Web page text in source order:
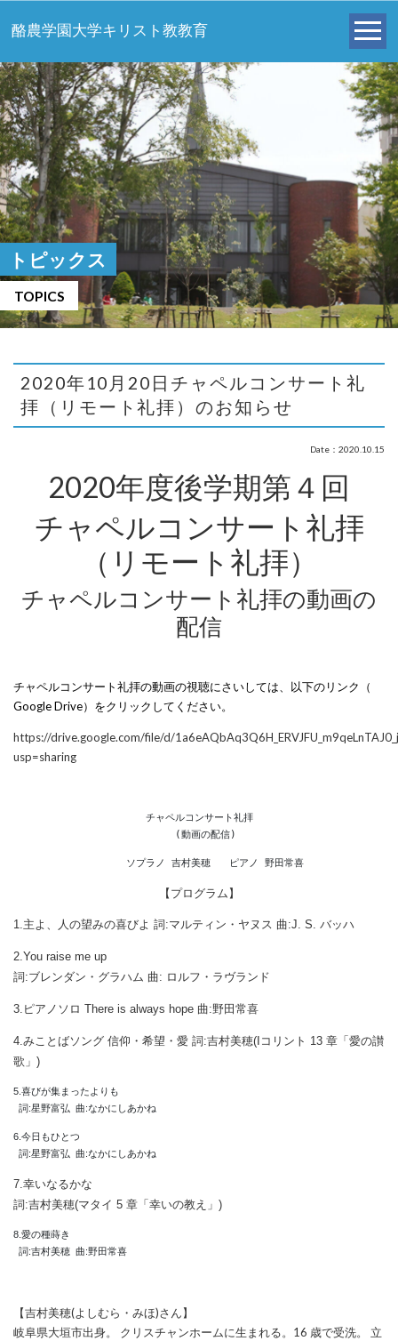
酪農学園大学キリスト教教育
トピックス
TOPICS
2020年10月20日チャペルコンサート礼
拝（リモート礼拝）のお知らせ
Date：2020.10.15
2020年度後学期第４回
チャペルコンサート礼拝
（リモート礼拝）
チャペルコンサート礼拝の動画の
配信
チャペルコンサート礼拝の動画の視聴にさいしては、以下のリンク（
Google Drive）をクリックしてください。
https://drive.google.com/file/d/
usp=sharing
チャペルコンサート礼拝
     ソプラノ 吉村美穂   ピアノ 野田常喜
【プログラム】
1.主よ、人の望みの喜びよ 詞:マルティン・ヤヌス 曲:J. S. バッハ
2.You raise me up
詞:ブレンダン・グラハム 曲: ロルフ・ラヴランド
3.ピアノソロ There is always hope 曲:野田常喜
4.みことばソング 信仰・希望・愛 詞:吉村美穂(Iコリント 13 章「愛の讃
歌」)
5.喜びが集まったよりも
6.今日もひとつ
7.幸いなるかな
詞:吉村美穂(マタイ 5 章「幸いの教え」)
8.愛の種蒔き
【吉村美穂(よしむら・みほ)さん】
岐阜県大垣市出身。 クリスチャンホームに生まれる。16 歳で受洗。 立